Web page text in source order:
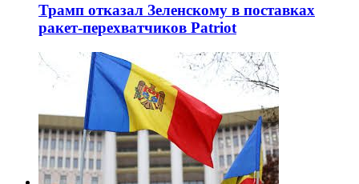
Трамп отказал Зеленскому в поставках
ракет-перехватчиков Patriot